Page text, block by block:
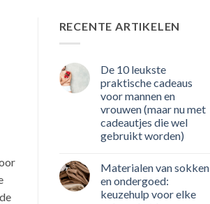
RECENTE ARTIKELEN
De 10 leukste
praktische cadeaus
voor mannen en
vrouwen (maar nu met
cadeautjes die wel
gebruikt worden)
op
10
leukste
Materialen van sokken
en ondergoed:
keuzehulp voor elke